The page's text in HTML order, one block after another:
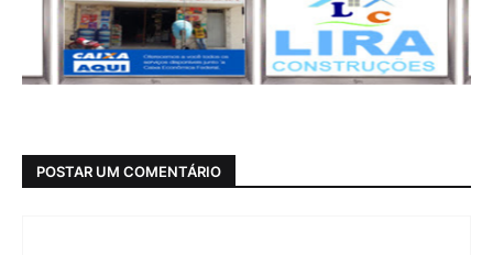
POSTAR UM COMENTÁRIO